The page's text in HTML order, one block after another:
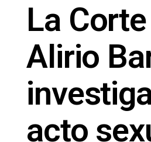
La
Alirio
acto